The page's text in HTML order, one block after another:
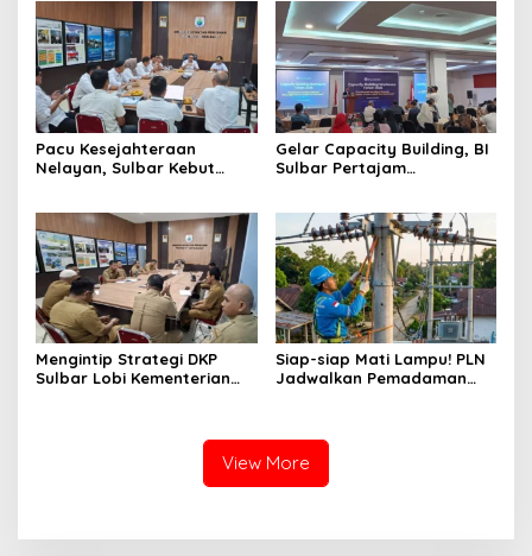
Pacu Kesejahteraan
Nelayan, Sulbar Kebut
Kapal
Gelar Capacity Building, BI
Sulbar Pertajam
Mengintip Strategi DKP
Sulbar Lobi Kementerian
Siap-siap Mati Lampu! PLN
Jadwalkan Pemadaman
View More